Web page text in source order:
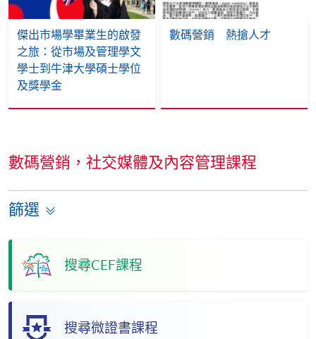
傑出市場學畢業生的啟發
之旅：從市場及管理學文
學士到牛津大學碩士學位
及獎學金
數碼營銷 熱搶人才
數碼營銷，社交媒體及內容管理課程
篩選
搜尋CEF課程
搜尋微證書課程